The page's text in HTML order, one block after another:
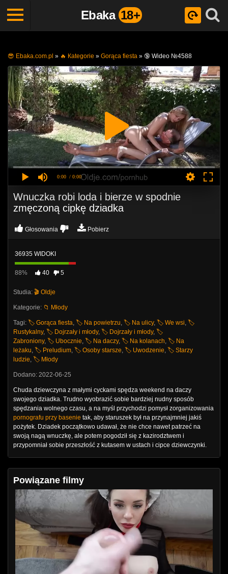
Ebaka 18+
😎 Ebaka.com.pl » 🔥 Кategorie » Gorąca fiesta » 🔞 Wideo №4588
0:00 / 0:00
Wnuczka robi loda i bierze w spodnie
zmęczoną cipkę dziadka
Głosowania Pobierz
36935 WIDOKI
88% 40 5
Studia: 🎬 Oldje
Kategorie: 📁 Młody
Tagi: 🏷️ Gorąca fiesta, 🏷️ Na powietrzu, 🏷️ Na ulicy, 🏷️ We wsi, 🏷️
Rustykalny, 🏷️ Dojrzały i młody, 🏷️ Dojrzały i młody, 🏷️
Zabroniony, 🏷️ Ubocznie, 🏷️ Na daczy, 🏷️ Na kolanach, 🏷️ Na
leżaku, 🏷️ Preludium, 🏷️ Osoby starsze, 🏷️ Uwodzenie, 🏷️ Starzy
ludzie, 🏷️ Młody
Dodano: 2022-06-25
Chuda dziewczyna z małymi cyckami spędza weekend na daczy
swojego dziadka. Trudno wyobrazić sobie bardziej nudny sposób
spędzania wolnego czasu, a na myśl przychodzi pomysł zorganizowania
pornografu przy basenie tak, aby staruszek był na przynajmniej jakiś
pożytek. Dziadek początkowo udawał, że nie chce nawet patrzeć na
swoją nagą wnuczkę, ale potem pogodził się z kazirodztwem i
przypomniał sobie przeszłość z kutasem w ustach i cipce dziewczynki.
Powiązane filmy